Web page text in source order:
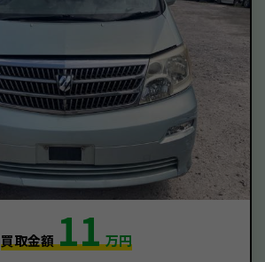
買取金額11万円